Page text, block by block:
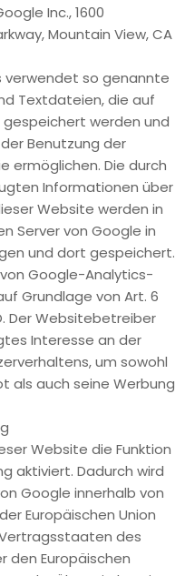
wurden. Sie
mit denen sich Nutzer
Sie nicht am Tracking
dieser Nutzung
des Google
Internet-Browser unter
Sie werden sodann
aufgenommen.
Cookies” erfolgt auf
Der
Interesse an der
sowohl sein Webangebot
und Google
den
.
dass Sie über das
und Cookies nur im
Cookies für bestimmte
sowie das automatische
des Browser aktivieren.
kann die Funktionalität
(im Folgenden